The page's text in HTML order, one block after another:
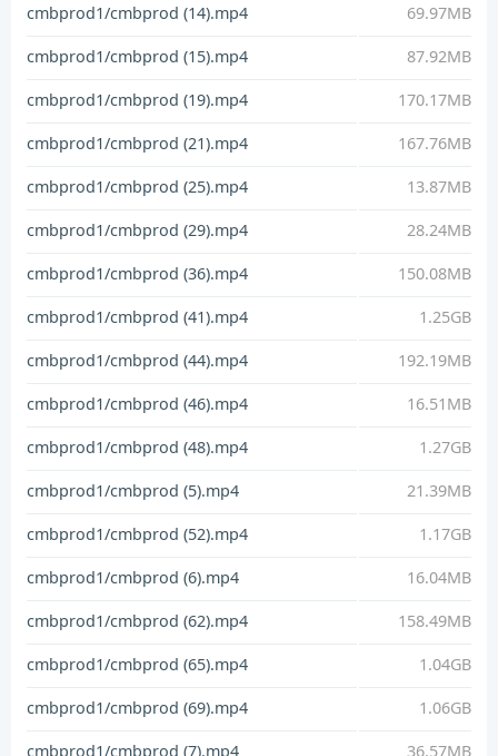
cmbprod1/cmbprod (14).mp4 69.97MB
cmbprod1/cmbprod (15).mp4 87.92MB
cmbprod1/cmbprod (19).mp4 170.17MB
cmbprod1/cmbprod (21).mp4 167.76MB
cmbprod1/cmbprod (25).mp4 13.87MB
cmbprod1/cmbprod (29).mp4 28.24MB
cmbprod1/cmbprod (36).mp4 150.08MB
cmbprod1/cmbprod (41).mp4 1.25GB
cmbprod1/cmbprod (44).mp4 192.19MB
cmbprod1/cmbprod (46).mp4 16.51MB
cmbprod1/cmbprod (48).mp4 1.27GB
cmbprod1/cmbprod (5).mp4 21.39MB
cmbprod1/cmbprod (52).mp4 1.17GB
cmbprod1/cmbprod (6).mp4 16.04MB
cmbprod1/cmbprod (62).mp4 158.49MB
cmbprod1/cmbprod (65).mp4 1.04GB
cmbprod1/cmbprod (69).mp4 1.06GB
cmbprod1/cmbprod (7).mp4 36.57MB